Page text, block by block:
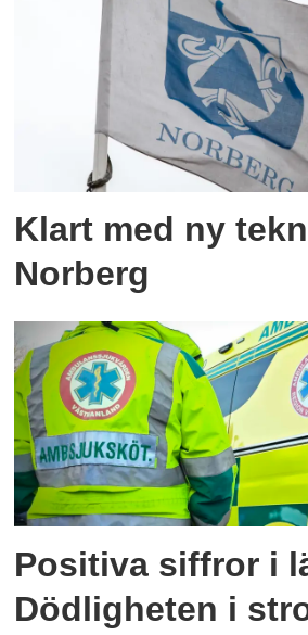
Klart med ny
Norberg
Positiva siffror i
Dödligheten i